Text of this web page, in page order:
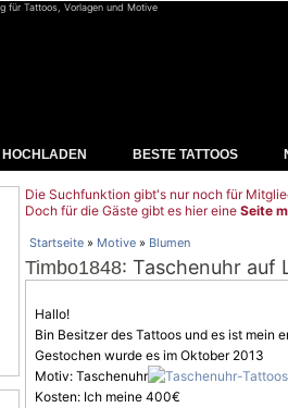
für Tattoos, Vorlagen und Motive
HOCHLADEN BESTE TATTOOS
Die Suchfunktion gibt's nur noch für
Doch für die Gäste gibt es hier eine Seite
Startseite » Motive » Blumen
Timbo1848: Taschenuhr auf
Hallo!
Bin Besitzer des Tattoos und es ist mein
Gestochen wurde es im Oktober 2013
Motiv: Taschenuhr
Kosten: Ich meine 400€